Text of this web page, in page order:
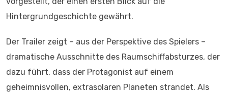
Hintergrundgeschichte gewährt.
Der Trailer zeigt – aus der Perspektive des Spielers –
dramatische Ausschnitte des Raumschiffabsturzes, der
dazu führt, dass der Protagonist auf einem
geheimnisvollen, extrasolaren Planeten strandet. Als